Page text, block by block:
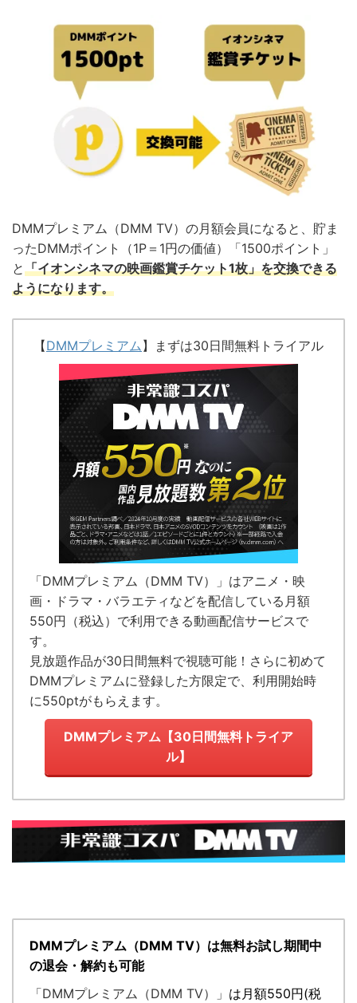
DMMプレミアム（DMM TV）の月額会員になると、貯ま
ったDMMポイント（1P＝1円の価値）「1500ポイント」
と「イオンシネマの映画鑑賞チケット1枚」を交換できる
ようになります。
【DMMプレミアム 】まずは30日間無料トライアル
「DMMプレミアム（DMM TV）」はアニメ・映
画・ドラマ・バラエティなどを配信している 月額
550円（税込）で利用できる動画配信サービスで
す。
見放題作品が30日間無料で視聴可能！ さらに初めて
DMMプレミアムに登録した方限定で、利用開始時
に550ptがもらえます。
DMMプレミアム【30日間無料トライア
ル】
DMMプレミアム（DMM TV）は無料お試し期間中
の退会・解約も可能
「DMMプレミアム（DMM TV）」 は月額550円(税